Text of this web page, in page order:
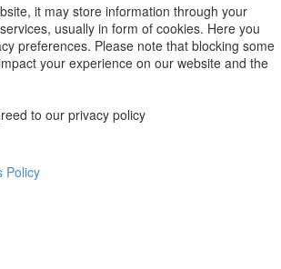
it may store information through your
usually in form of cookies. Here you
preferences. Please note that blocking some
your experience on our website and the
to our privacy policy
Policy